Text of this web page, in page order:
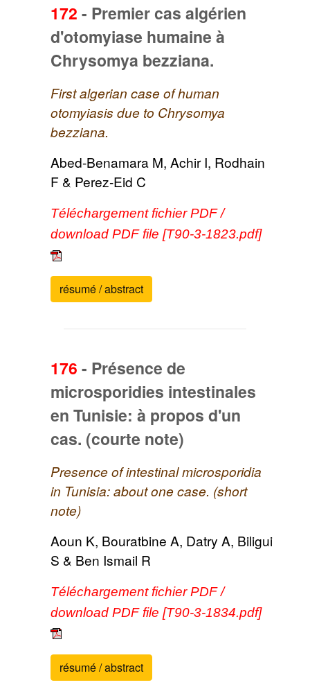
172 - Premier cas algérien
d'otomyiase humaine à
Chrysomya bezziana.
First algerian case of human
otomyiasis due to Chrysomya
bezziana.
Abed-Benamara M, Achir I, Rodhain
F & Perez-Eid C
Téléchargement fichier PDF /
download PDF file [T90-3-1823.pdf]
résumé / abstract
176 - Présence de
microsporidies intestinales
en Tunisie: à propos d'un
cas. (courte note)
Presence of intestinal microsporidia
in Tunisia: about one case. (short
note)
Aoun K, Bouratbine A, Datry A, Biligui
S & Ben Ismail R
Téléchargement fichier PDF /
download PDF file [T90-3-1834.pdf]
résumé / abstract